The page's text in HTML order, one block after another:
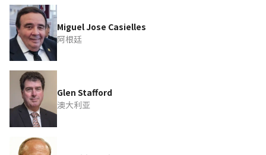
Miguel Jose Casielles
阿根廷
Glen Stafford
澳大利亚